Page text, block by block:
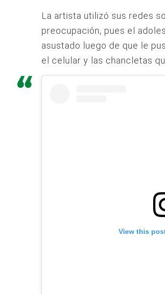
La artista utilizó sus redes
preocupación, pues el
asustado luego de que le
el celular y las chancletas
View this